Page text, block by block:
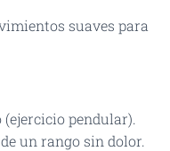
suaves para
(ejercicio pendular).
un rango sin dolor.